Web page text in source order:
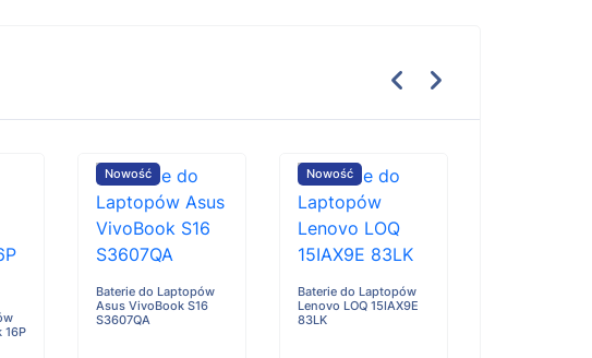
16P
Nowość
Baterie do Laptopów
Asus VivoBook S16
S3607QA
Nowość
Baterie do Laptopów
Lenovo LOQ 15IAX9E
83LK